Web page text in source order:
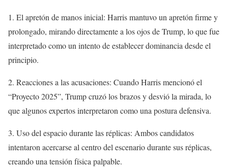
1. El apretón de manos inicial: Harris mantuvo un apretón firme y
prolongado, mirando directamente a los ojos de Trump, lo que fue
interpretado como un intento de establecer dominancia desde el
principio.
2. Reacciones a las acusaciones: Cuando Harris mencionó el
“Proyecto 2025”, Trump cruzó los brazos y desvió la mirada, lo
que algunos expertos interpretaron como una postura defensiva.
3. Uso del espacio durante las réplicas: Ambos candidatos
intentaron acercarse al centro del escenario durante sus réplicas,
creando una tensión física palpable.